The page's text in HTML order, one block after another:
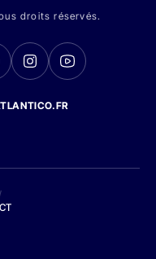
droits réservés.